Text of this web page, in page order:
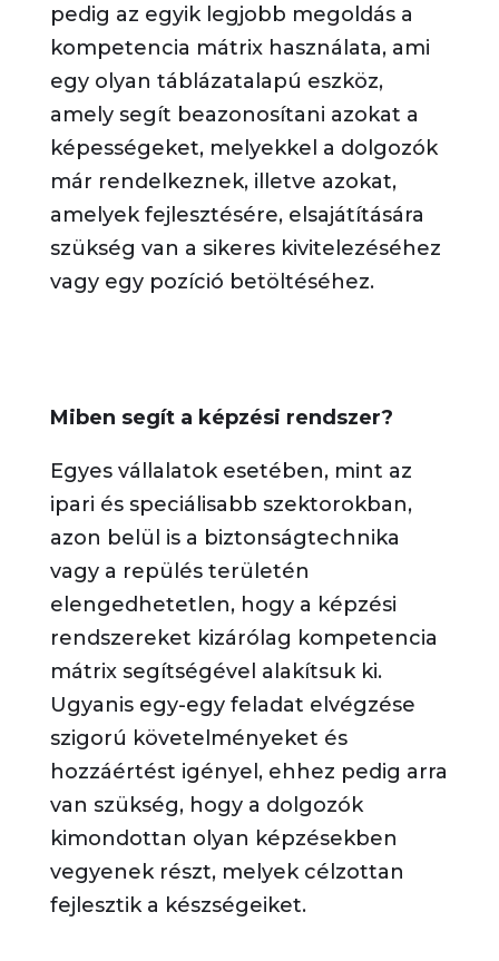
pedig az egyik legjobb megoldás a
kompetencia mátrix használata, ami
egy olyan táblázatalapú eszköz,
amely segít beazonosítani azokat a
képességeket, melyekkel a dolgozók
már rendelkeznek, illetve azokat,
amelyek fejlesztésére, elsajátítására
szükség van a sikeres kivitelezéséhez
vagy egy pozíció betöltéséhez.
Miben segít a képzési rendszer?
Egyes vállalatok esetében, mint az
ipari és speciálisabb szektorokban,
azon belül is a biztonságtechnika
vagy a repülés területén
elengedhetetlen, hogy a képzési
rendszereket kizárólag kompetencia
mátrix segítségével alakítsuk ki.
Ugyanis egy-egy feladat elvégzése
szigorú követelményeket és
hozzáértést igényel, ehhez pedig arra
van szükség, hogy a dolgozók
kimondottan olyan képzésekben
vegyenek részt, melyek célzottan
fejlesztik a készségeiket.